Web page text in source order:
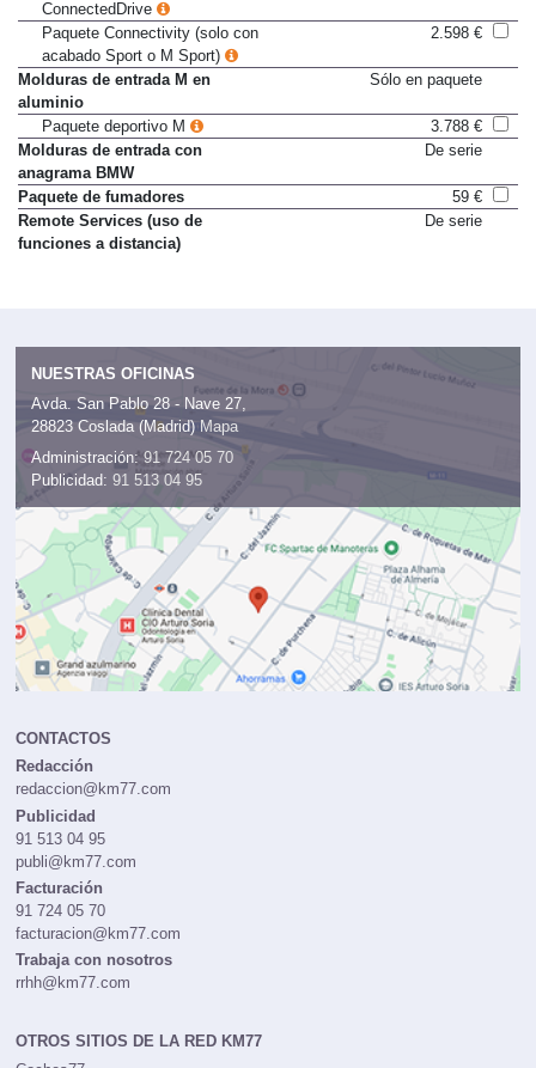
ConnectedDrive
Paquete Connectivity (solo con
acabado Sport o M Sport)
2.598 €
Molduras de entrada M en
aluminio
Sólo en paquete
Paquete deportivo M
3.788 €
Molduras de entrada con
anagrama BMW
De serie
Paquete de fumadores
59 €
Remote Services (uso de
funciones a distancia)
De serie
NUESTRAS OFICINAS
Avda. San Pablo 28 - Nave 27,
28823 Coslada (Madrid) Mapa
Administración: 91 724 05 70
Publicidad: 91 513 04 95
CONTACTOS
Redacción
redaccion@km77.com
Publicidad
91 513 04 95
publi@km77.com
Facturación
91 724 05 70
facturacion@km77.com
Trabaja con nosotros
rrhh@km77.com
OTROS SITIOS DE LA RED KM77